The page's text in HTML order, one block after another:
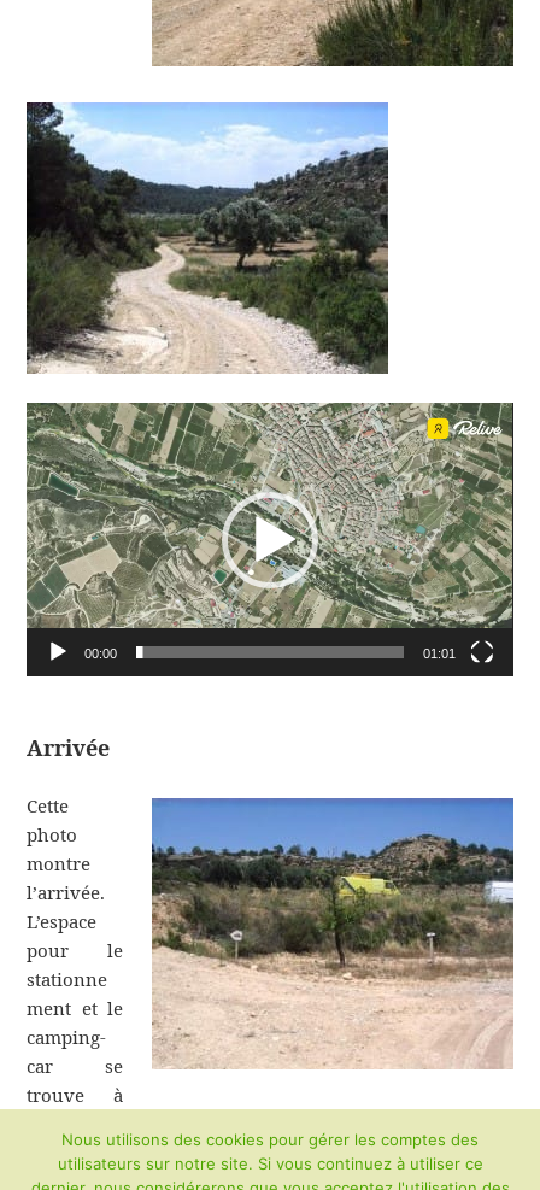
00:00 01:01
Arrivée
Cette
photo
montre
l’arrivée.
L’espace
pour le
stationne
ment et le
camping-
car se
trouve à
à droite.
Nous utilisons des cookies pour gérer les comptes des
utilisateurs sur notre site. Si vous continuez à utiliser ce